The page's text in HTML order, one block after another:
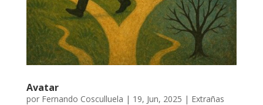
Avatar
por Fernando Cosculluela | 19, Jun, 2025 | Extrañas